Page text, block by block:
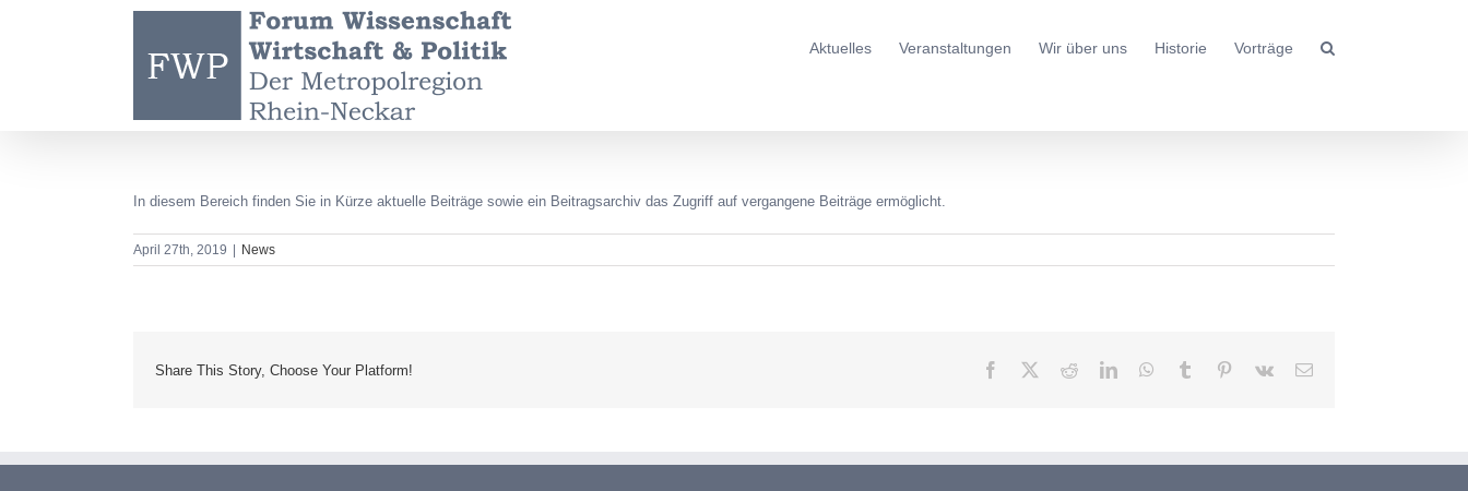
Aktuelles Veranstaltungen Wir über uns Historie Vorträge
In diesem Bereich finden Sie in Kürze aktuelle Beiträge sowie ein Beitragsarchiv das Zugriff auf vergangene Beiträge ermöglicht.
April 27th, 2019 News
Share This Story, Choose Your Platform! Facebook RedditLinkedInWhatsApp
Tumblr Pinterest
Vk
E-